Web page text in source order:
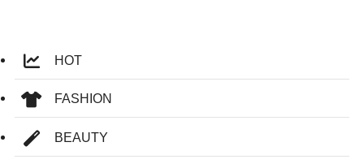
HOT
FASHION
BEAUTY